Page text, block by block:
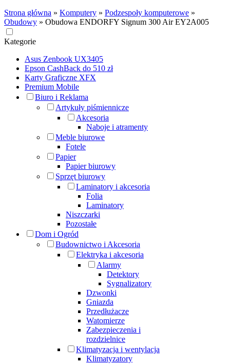
Strona główna » Komputery » Podzespoły komputerowe »
Obudowy » Obudowa ENDORFY Signum 300 Air EY2A005
Kategorie
Asus Zenbook UX3405
Epson CashBack do 510 zł
Karty Graficzne XFX
Premium Mobile
Biuro i Reklama
Artykuły piśmiennicze
Akcesoria
Naboje i atramenty
Meble biurowe
Fotele
Papier
Papier biurowy
Sprzęt biurowy
Laminatory i akcesoria
Folia
Laminatory
Niszczarki
Pozostałe
Dom i Ogród
Budownictwo i Akcesoria
Elektryka i akcesoria
Alarmy
Detektory
Sygnalizatory
Dzwonki
Gniazda
Przedłużacze
Watomierze
Zabezpieczenia i
rozdzielnice
Klimatyzacja i wentylacja
Klimatyzatory